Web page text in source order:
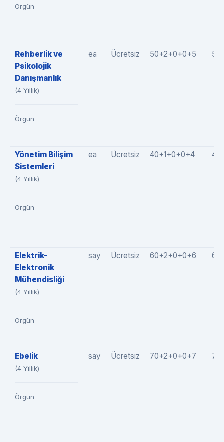
Örgün
Rehberlik ve
Psikolojik
Danışmanlık
(4 Yıllık)
Örgün
ea Ücretsiz 50+2+0+0+5
Yönetim Bilişim
Sistemleri
(4 Yıllık)
Örgün
ea Ücretsiz 40+1+0+0+4
Elektrik-
Elektronik
Mühendisliği
(4 Yıllık)
Örgün
say Ücretsiz 60+2+0+0+6
Ebelik
(4 Yıllık)
Örgün
say Ücretsiz 70+2+0+0+7